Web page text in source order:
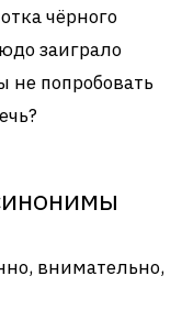
чёрного
заиграло
не попробовать
внимательно,